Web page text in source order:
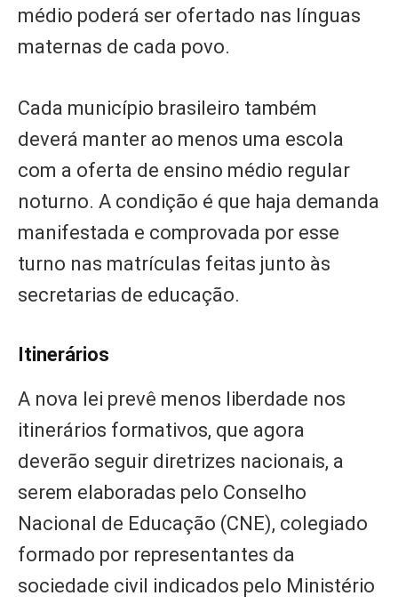
médio poderá ser ofertado nas línguas
maternas de cada povo.
Cada município brasileiro também
deverá manter ao menos uma escola
com a oferta de ensino médio regular
noturno. A condição é que haja demanda
manifestada e comprovada por esse
turno nas matrículas feitas junto às
secretarias de educação.
Itinerários
A nova lei prevê menos liberdade nos
itinerários formativos, que agora
deverão seguir diretrizes nacionais, a
serem elaboradas pelo Conselho
Nacional de Educação (CNE), colegiado
formado por representantes da
sociedade civil indicados pelo Ministério